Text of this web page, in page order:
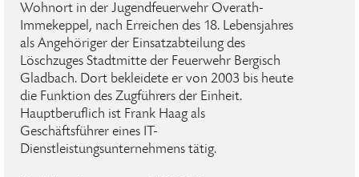
Wohnort in der Jugendfeuerwehr Overath-
Immekeppel, nach Erreichen des 18. Lebensjahres
als Angehöriger der Einsatzabteilung des
Löschzuges Stadtmitte der Feuerwehr Bergisch
Gladbach. Dort bekleidete er von 2003 bis heute
die Funktion des Zugführers der Einheit.
Hauptberuflich ist Frank Haag als
Geschäftsführer eines IT-
Dienstleistungsunternehmens tätig.